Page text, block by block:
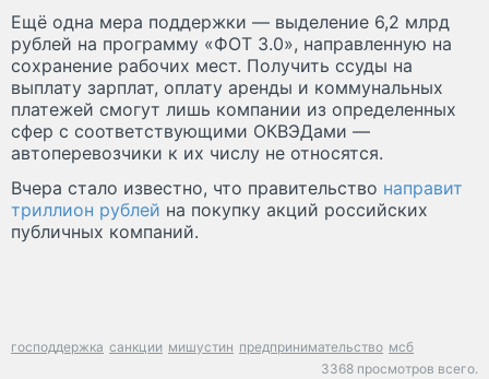
Ещё одна мера поддержки — выделение 6,2 млрд
рублей на программу «ФОТ 3.0», направленную на
сохранение рабочих мест. Получить ссуды на
выплату зарплат, оплату аренды и коммунальных
платежей смогут лишь компании из определенных
сфер с соответствующими ОКВЭДами —
автоперевозчики к их числу не относятся.
Вчера стало известно, что правительство направит
триллион рублей на покупку акций российских
публичных компаний.
господдержка санкции мишустин предпринимательство мсб
3368 просмотров всего.